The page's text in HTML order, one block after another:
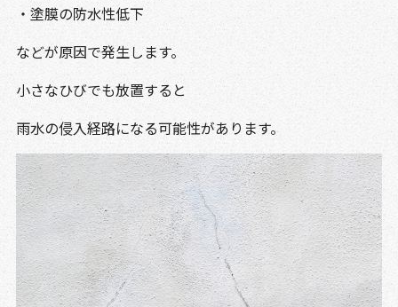
・塗膜の防水性低下
などが原因で発生します。
小さなひびでも放置すると
雨水の侵入経路になる可能性があります。